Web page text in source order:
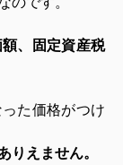
、固定資産税
た価格がつけ
りえません。